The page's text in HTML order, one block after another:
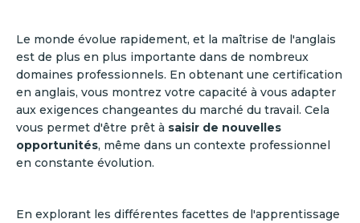
Le monde évolue rapidement, et la maîtrise de l'anglais
est de plus en plus importante dans de nombreux
domaines professionnels. En obtenant une certification
en anglais, vous montrez votre capacité à vous adapter
aux exigences changeantes du marché du travail. Cela
vous permet d'être prêt à saisir de nouvelles
opportunités, même dans un contexte professionnel
en constante évolution.
En explorant les différentes facettes de l'apprentissage